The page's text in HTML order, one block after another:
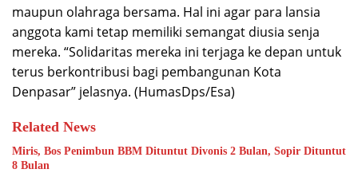
maupun olahraga bersama. Hal ini agar para lansia
anggota kami tetap memiliki semangat diusia senja
mereka. “Solidaritas mereka ini terjaga ke depan untuk
terus berkontribusi bagi pembangunan Kota
Denpasar” jelasnya. (HumasDps/Esa)
Related News
Miris, Bos Penimbun BBM Dituntut Divonis 2 Bulan, Sopir Dituntut
8 Bulan